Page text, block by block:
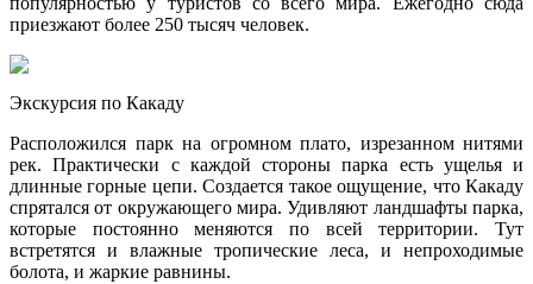
приезжают более 250 тысяч человек.
Экскурсия по Какаду
Расположился парк на огромном плато, изрезанном нитями
рек. Практически с каждой стороны парка есть ущелья и
длинные горные цепи. Создается такое ощущение, что Какаду
спрятался от окружающего мира. Удивляют ландшафты парка,
которые постоянно меняются по всей территории. Тут
встретятся и влажные тропические леса, и непроходимые
болота, и жаркие равнины.